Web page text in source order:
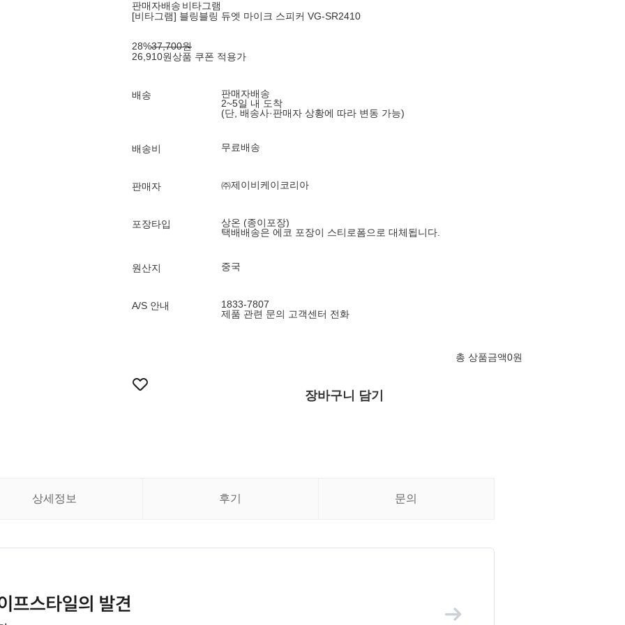
판매자배송 비타그램
[비타그램] 블링블링 듀엣 마이크 스피커 VG-SR2410
28%37,700원
26,910원상품 쿠폰 적용가
배송
판매자배송
2~5일 내 도착
(단, 배송사·판매자 상황에 따라 변동 가능)
배송비 무료배송
판매자 ㈜제이비케이코리아
포장타입
상온 (종이포장)
택배배송은 에코 포장이 스티로폼으로 대체됩니다.
원산지 중국
A/S 안내
1833-7807
제품 관련 문의 고객센터 전화
총 상품금액0원
장바구니 담기
상세정보 후기 문의